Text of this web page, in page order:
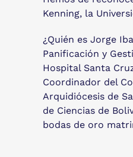
Kenning, la
¿Quién es Jorge
Panificación y
Hospital Santa
Coordinador del
Arquidiócesis de
de Ciencias de
bodas de oro